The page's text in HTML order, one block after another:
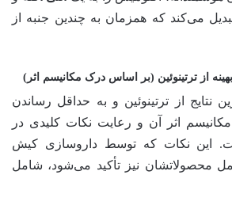
می‌کند که همزمان به چندین جنبه از
از ترتینوئین (بر اساس درک مکانیسم اثر)
نتایج از ترتینوئین و به حداقل رساندن
اثر آن و رعایت نکات کلیدی در
نکات که توسط داروسازی کیش
محصولاتشان نیز تأکید می‌شود، شامل